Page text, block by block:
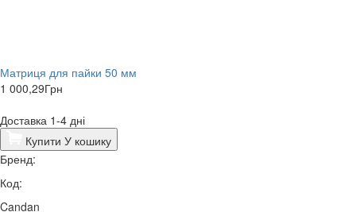
Матриця для пайки 50 мм
1 000,29Грн
Доставка 1-4 дні
Купити У кошику
Бренд:
Код:
Candan